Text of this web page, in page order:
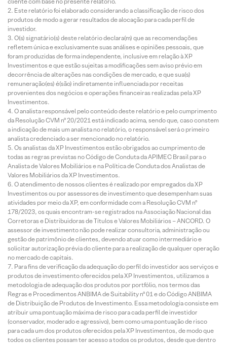
Este relatório foi elaborado considerando a classificação de risco dos
produtos de modo a gerar resultados de alocação para cada perfil de
investidor.
O(s) signatário(s) deste relatório declara(m) que as recomendações
refletem única e exclusivamente suas análises e opiniões pessoais, que
foram produzidas de forma independente, inclusive em relação à XP
Investimentos e que estão sujeitas a modificações sem aviso prévio em
decorrência de alterações nas condições de mercado, e que sua(s)
remuneração(es) é(são) indiretamente influenciada por receitas
provenientes dos negócios e operações financeiras realizadas pela XP
Investimentos.
O analista responsável pelo conteúdo deste relatório e pelo cumprimento
da Resolução CVM nº 20/2021 está indicado acima, sendo que, caso constem
a indicação de mais um analista no relatório, o responsável será o primeiro
analista credenciado a ser mencionado no relatório.
Os analistas da XP Investimentos estão obrigados ao cumprimento de
todas as regras previstas no Código de Conduta da APIMEC Brasil para o
Analista de Valores Mobiliários e na Política de Conduta dos Analistas de
Valores Mobiliários da XP Investimentos.
O atendimento de nossos clientes é realizado por empregados da XP
Investimentos ou por assessores de investimento que desempenham suas
atividades por meio da XP, em conformidade com a Resolução CVM nº
178/2023, os quais encontram-se registrados na Associação Nacional das
Corretoras e Distribuidoras de Títulos e Valores Mobiliários – ANCORD. O
assessor de investimento não pode realizar consultoria, administração ou
gestão de patrimônio de clientes, devendo atuar como intermediário e
solicitar autorização prévia do cliente para a realização de qualquer operação
no mercado de capitais.
Para fins de verificação da adequação do perfil do investidor aos serviços e
produtos de investimento oferecidos pela XP Investimentos, utilizamos a
metodologia de adequação dos produtos por portfólio, nos termos das
Regras e Procedimentos ANBIMA de Suitability nº 01 e do Código ANBIMA
de Distribuição de Produtos de Investimento. Essa metodologia consiste em
atribuir uma pontuação máxima de risco para cada perfil de investidor
(conservador, moderado e agressivo), bem como uma pontuação de risco
para cada um dos produtos oferecidos pela XP Investimentos, de modo que
todos os clientes possam ter acesso a todos os produtos, desde que dentro